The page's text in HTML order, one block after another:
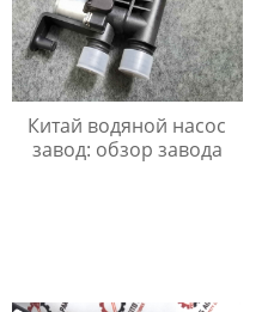
Китай водяной насос
завод: обзор завода